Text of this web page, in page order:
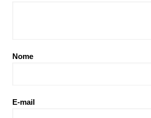
Nome
E-mail